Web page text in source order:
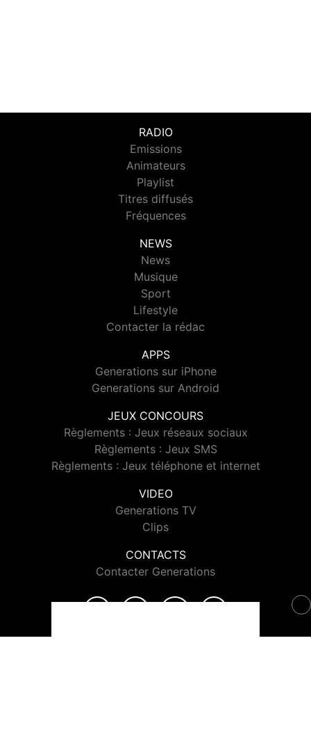
RADIO
Emissions
Animateurs
Playlist
Titres diffusés
Fréquences
NEWS
News
Musique
Sport
Lifestyle
Contacter la rédac
APPS
Generations sur iPhone
Generations sur Android
JEUX CONCOURS
Règlements : Jeux réseaux sociaux
Règlements : Jeux SMS
Règlements : Jeux téléphone et internet
VIDEO
Generations TV
Clips
CONTACTS
Contacter Generations